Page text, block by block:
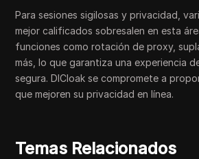
Para sesiones sigilosas y privacidad,
mejor calificados sobresalen en esta
funciones como rotación de proxy,
más, lo que garantiza una experiencia
segura. DICloak se compromete a
que mejoren su privacidad en línea.
Temas Relacionados